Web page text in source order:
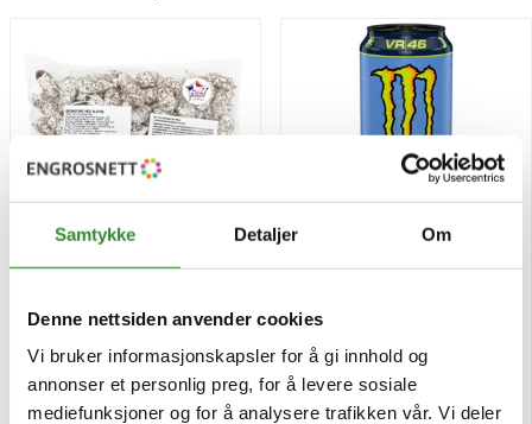
Samtykke Detaljer Om
Denne nettsiden anvender cookies
Vi bruker informasjonskapsler for å gi innhold og
annonser et personlig preg, for å levere sosiale
mediefunksjoner og for å analysere trafikken vår. Vi deler
Mini saucisse oliven 500g
Pris
kr 379,50
/stk
Monster rossi vr46 zero bx
24x500ml
Pris
kr 735,31 /krt
+ Pant 2 | kr 48,00